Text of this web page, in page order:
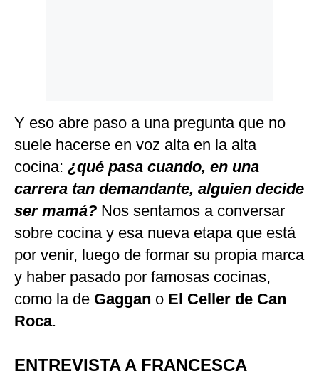
Y eso abre paso a una pregunta que no
suele hacerse en voz alta en la alta
cocina: ¿qué pasa cuando, en una
carrera tan demandante, alguien decide
ser mamá? Nos sentamos a conversar
sobre cocina y esa nueva etapa que está
por venir, luego de formar su propia marca
y haber pasado por famosas cocinas,
como la de Gaggan o El Celler de Can
Roca.
ENTREVISTA A FRANCESCA